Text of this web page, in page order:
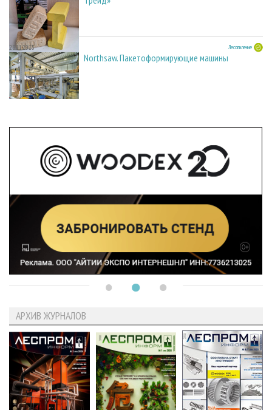
28.11.2025 Лесопиление
Northsaw. Пакетоформирующие машины
АРХИВ ЖУРНАЛОВ